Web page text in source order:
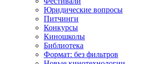
Юридические вопросы
Питчинги
Конкурсы
Киношколы
Библиотека
Формат: без фильтров